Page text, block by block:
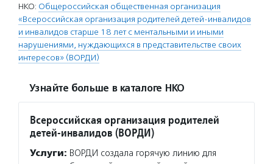
НКО: Общероссийская общественная организация
«Всероссийская организация родителей детей-инвалидов
и инвалидов старше 18 лет с ментальными и иными
нарушениями, нуждающихся в представительстве своих
интересов» (ВОРДИ)
Узнайте больше в каталоге НКО
Всероссийская организация родителей
детей-инвалидов (ВОРДИ)
Услуги: ВОРДИ создала горячую линию для